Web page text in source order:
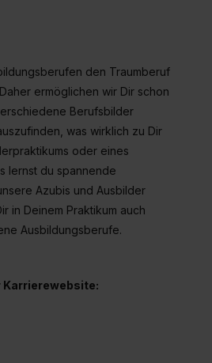
den Traumberuf
ermöglichen wir Dir schon
Berufsbilder
was wirklich zu Dir
oder eines
lernst du spannende
Azubis und Ausbilder
in Deinem Praktikum auch
Ausbildungsberufe.
Karrierewebsite: